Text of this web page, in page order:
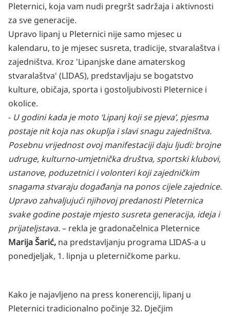
Pleternici, koja vam nudi pregršt sadržaja i aktivnosti
za sve generacije.
Upravo lipanj u Pleternici nije samo mjesec u
kalendaru, to je mjesec susreta, tradicije, stvaralaštva i
zajedništva. Kroz 'Lipanjske dane amaterskog
stvaralaštva' (LIDAS), predstavljaju se bogatstvo
kulture, običaja, sporta i gostoljubivosti Pleternice i
okolice.
- U godini kada je moto ‘Lipanj koji se pjeva’, pjesma
postaje nit koja nas okuplja i slavi snagu zajedništva.
Posebnu vrijednost ovoj manifestaciji daju ljudi: brojne
udruge, kulturno-umjetnička društva, sportski klubovi,
ustanove, poduzetnici i volonteri koji zajedničkim
snagama stvaraju događanja na ponos cijele zajednice.
Upravo zahvaljujući njihovoj predanosti Pleternica
svake godine postaje mjesto susreta generacija, ideja i
prijateljstava.– rekla je gradonačelnica Pleternice
Marija Šarić, na predstavljanju programa LIDAS-a u
ponedjeljak, 1. lipnja u pleterničkome parku.
Kako je najavljeno na press konerenciji, lipanj u
Pleternici tradicionalno počinje 32. Dječjim